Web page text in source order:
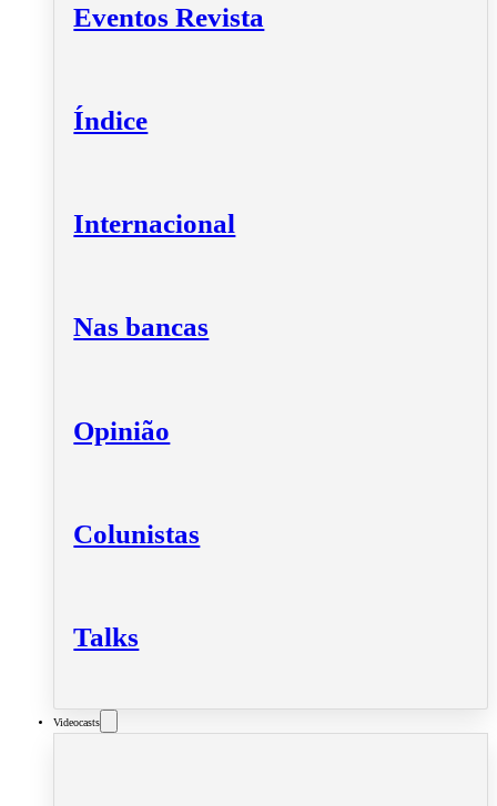
Eventos Revista
Índice
Internacional
Nas bancas
Opinião
Colunistas
Talks
Videocasts